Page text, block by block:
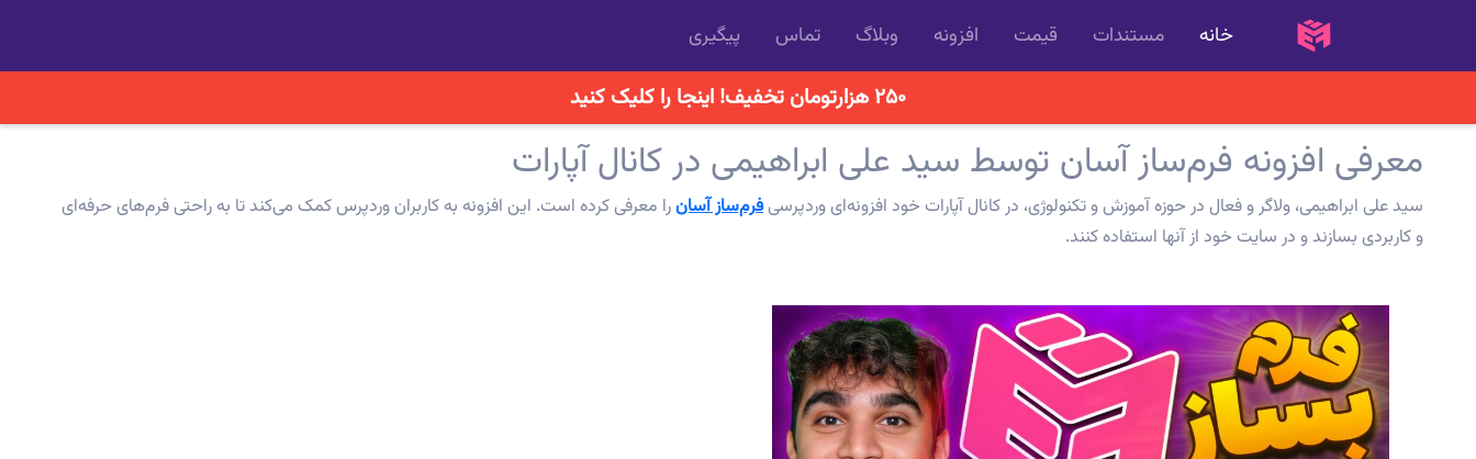
خانه مستندات قیمت افزونه وبلاگ تماس پیگیری
۲۵۰ هزارتومان تخفیف! اینجا را کلیک کنید
معرفی افزونه فرم‌ساز آسان توسط سید علی ابراهیمی در کانال آپارات
سید علی ابراهیمی، ولاگر و فعال در حوزه آموزش و تکنولوژی، در کانال آپارات خود افزونه‌ای وردپرسیفرم‌ساز آسانرا معرفی کرده است. این افزونه به کاربران وردپرس کمک می‌کند تا به راحتی فرم‌های حرفه‌ای
و کاربردی بسازند و در سایت خود از آنها استفاده کنند.